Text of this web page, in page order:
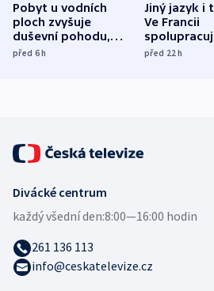
Pobyt u vodních
ploch zvyšuje
duševní pohodu,
ukázala
před 6h
Jiný jazyk i
Ve Francii
různých zemí
před 22h
Divácké centrum
každý všední den:8:00—16:00 hodin
261 136 113
info@ceskatelevize.cz